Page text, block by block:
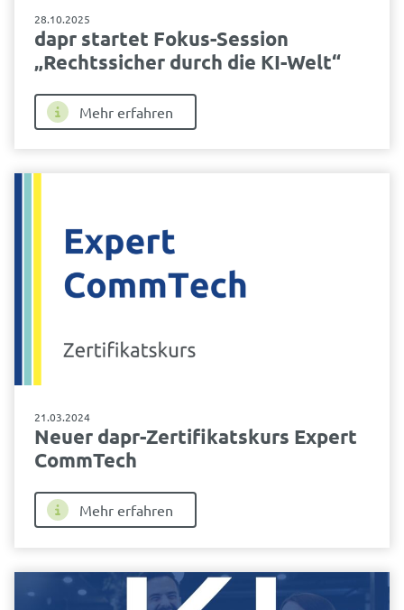
28.10.2025
dapr startet Fokus-Session
„Rechtssicher durch die KI-Welt“
Mehr erfahren
21.03.2024
Neuer dapr-Zertifikatskurs Expert
CommTech
Mehr erfahren